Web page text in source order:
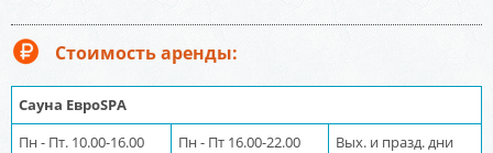
Стоимость аренды:
Сауна ЕвроSPA
Пн - Пт. 10.00-16.00
Пн - Пт 16.00-22.00
Вых. и празд. дни